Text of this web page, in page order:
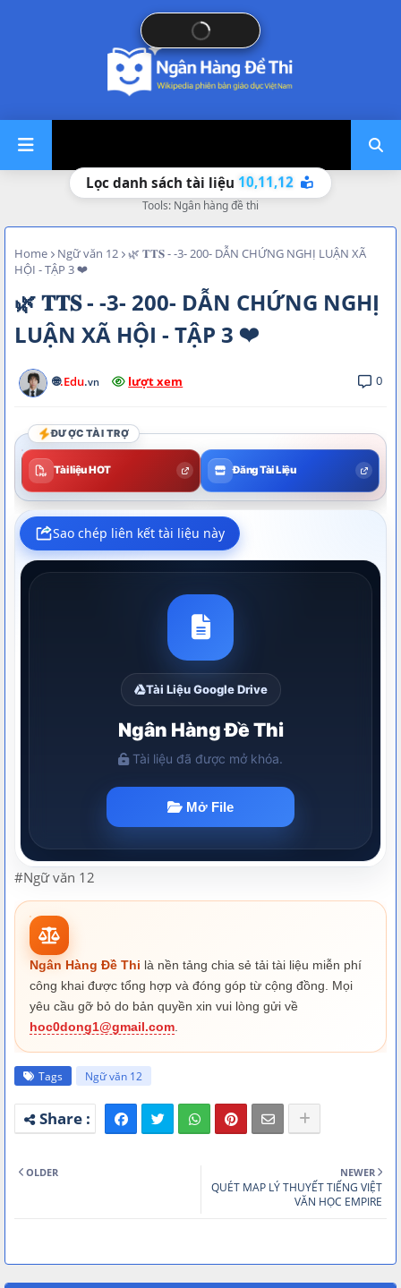
Lọc danh sách tài liệu 10,11,12
Tools: Ngân hàng đề thi
Home Ngữ văn 12
🌿 𝐓𝐓𝐒 - -3- 200- DẪN CHỨNG NGHỊ LUẬN XÃ
HỘI - TẬP 3 ❤
🌿 𝐓𝐓𝐒 - -3- 200- DẪN CHỨNG NGHỊ
LUẬN XÃ HỘI - TẬP 3 ❤
🌐.Edu.vn lượt xem 0
ĐƯỢC TÀI TRỢ
Tài liệu HOT Đăng Tài Liệu
#Ngữ văn 12
Ngân Hàng Đề Thi là nền tảng chia sẻ tải tài liệu miễn phí
công khai được tổng hợp và đóng góp từ cộng đồng. Mọi
yêu cầu gỡ bỏ do bản quyền xin vui lòng gửi về
hoc0dong1@gmail.com
Tags Ngữ văn 12
NEWER
QUÉT MAP LÝ THUYẾT TIẾNG VIỆT
VĂN HỌC EMPIRE
OLDER